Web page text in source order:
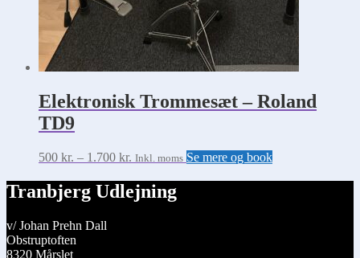
Elektronisk Trommesæt – Roland
TD9
500 kr. – 1.700 kr. Prisinterval:
til
1.700 kr.
Inkl. moms Se mere og bookDette
har
Tranbjerg Udlejning
v/ Johan Prehn Dall
Obstruptoften
8320 Mårslet